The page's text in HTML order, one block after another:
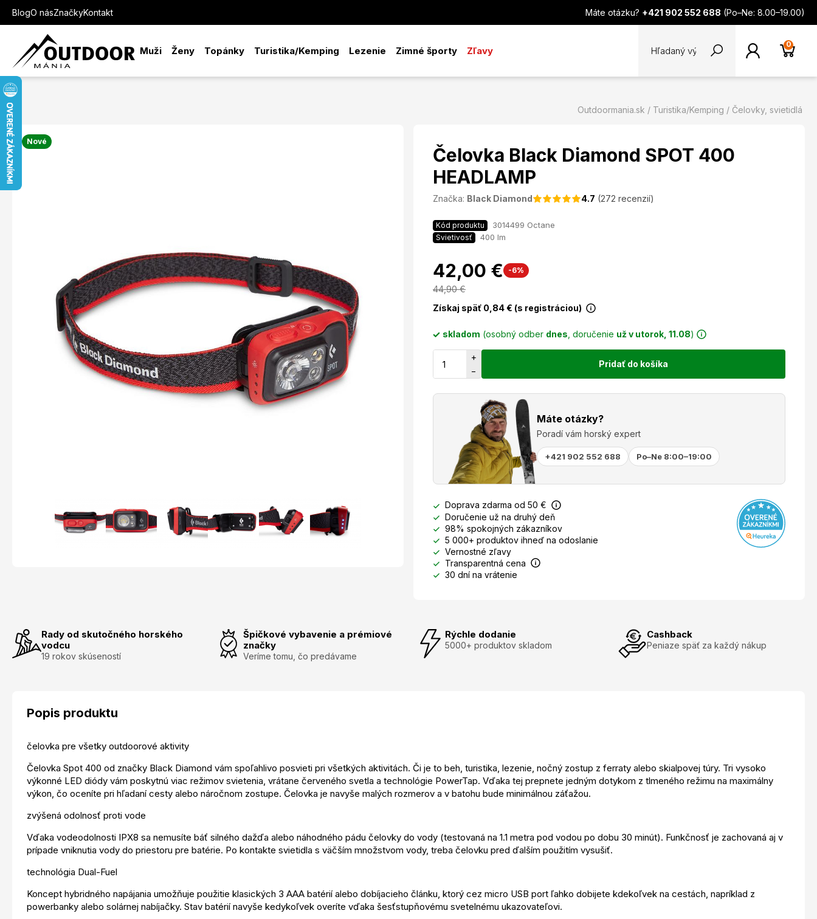
BlogO násZnačkyKontakt Máte otázku? +421 902 552 688 (Po–Ne: 8.00–19.00)
Muži Ženy Topánky Turistika/Kemping Lezenie Zimné športy Zľavy
0
Outdoormania.sk Turistika/Kemping Čelovky, svietidlá
Nové
Čelovka Black Diamond SPOT 400
HEADLAMP
Značka: Black Diamond 4.7 (272 recenzií)
Kód produktu 3014499 Octane
Svietivosť 400 lm
42,00 € -6%
44,90€
Získaj späť 0,84€ (s registráciou)
skladom (osobný odber dnes , doručenie už v utorok, 11.08)
+
−
Pridať do košíka
Máte otázky?
Poradí vám horský expert
+421 902 552 688 Po–Ne 8:00–19:00
Doprava zdarma od 50 €
Doručenie už na druhý deň
98% spokojných zákazníkov
5 000+ produktov ihneď na odoslanie
Vernostné zľavy
Transparentná cena
30 dní na vrátenie
Rady od skutočného horského
vodcu
19 rokov skúseností
Špičkové vybavenie a prémiové
značky
Veríme tomu, čo predávame
Rýchle dodanie
5000+ produktov skladom
Cashback
Peniaze späť za každý nákup
Popis produktu
čelovka pre všetky outdoorové aktivity
Čelovka Spot 400 od značky Black Diamond vám spoľahlivo posvieti pri všetkých aktivitách. Či je to beh, turistika, lezenie, nočný zostup z ferraty alebo skialpovej túry. Tri vysoko
výkonné LED diódy vám poskytnú viac režimov svietenia, vrátane červeného svetla a technológie PowerTap. Vďaka tej prepnete jedným dotykom z tlmeného režimu na maximálny
výkon, čo oceníte pri hľadaní cesty alebo náročnom zostupe. Čelovka je navyše malých rozmerov a v batohu bude minimálnou záťažou.
zvýšená odolnosť proti vode
Vďaka vodeodolnosti IPX8 sa nemusíte báť silného dažďa alebo náhodného pádu čelovky do vody (testovaná na 1.1 metra pod vodou po dobu 30 minút). Funkčnosť je zachovaná aj v
prípade vniknutia vody do priestoru pre batérie. Po kontakte svietidla s väčším množstvom vody, treba čelovku pred ďalším použitím vysušiť.
technológia Dual-Fuel
Koncept hybridného napájania umožňuje použitie klasických 3 AAA batérií alebo dobíjacieho článku, ktorý cez micro USB port ľahko dobijete kdekoľvek na cestách, napríklad z
powerbanky alebo solárnej nabíjačky. Stav batérií navyše kedykoľvek overíte vďaka šesťstupňovému svetelnému ukazovateľovi.